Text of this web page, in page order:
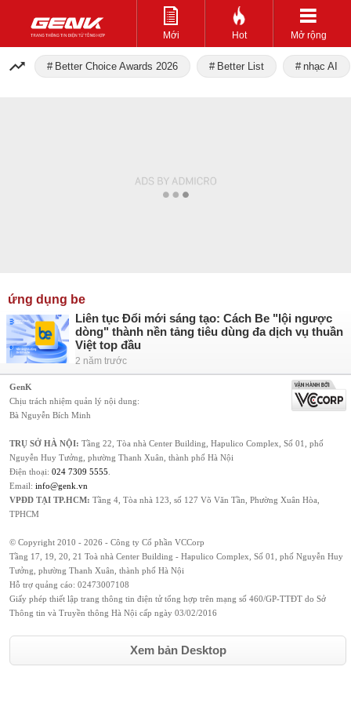
Mới Hot Mở rộng
Better Choice Awards 2026 Better List nhạc AI
ứng dụng be
Liên tục Đổi mới sáng tạo: Cách Be "lội ngược
dòng" thành nền tảng tiêu dùng đa dịch vụ thuần
Việt top đầu
2 năm trước
GenK
Chịu trách nhiệm quản lý nội dung:
Bà Nguyễn Bích Minh
TRỤ SỞ HÀ NỘI: Tầng 22, Tòa nhà Center Building, Hapulico Complex, Số 01, phố
Nguyễn Huy Tưởng, phường Thanh Xuân, thành phố Hà Nội
Điện thoại: 024 7309 5555
Email: info@genk.vn
VPĐD TẠI TP.HCM: Tầng 4, Tòa nhà 123, số 127 Võ Văn Tần, Phường Xuân Hòa,
TPHCM
© Copyright 2010 - 2026 - Công ty Cổ phần VCCorp
Tầng 17, 19, 20, 21 Toà nhà Center Building - Hapulico Complex, Số 01, phố Nguyễn Huy
Tưởng, phường Thanh Xuân, thành phố Hà Nội
Hỗ trợ quảng cáo: 02473007108
Giấy phép thiết lập trang thông tin điện tử tổng hợp trên mạng số 460/GP-TTĐT do Sở
Thông tin và Truyền thông Hà Nội cấp ngày 03/02/2016
Xem bản Desktop